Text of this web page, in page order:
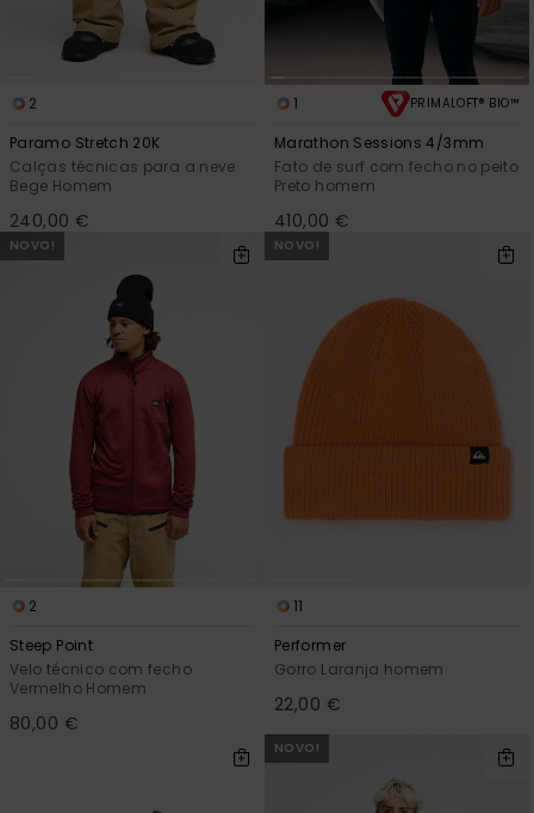
2
Paramo Stretch 20K
Calças técnicas para a neve
Bege Homem
240,00 €
1 PRIMALOFT® BIO™
Marathon Sessions 4/3mm
Fato de surf com fecho no peito
Preto homem
410,00 €
NOVO!
2
Steep Point
Velo técnico com fecho
Vermelho Homem
80,00 €
NOVO!
11
Performer
Gorro Laranja homem
22,00 €
NOVO!